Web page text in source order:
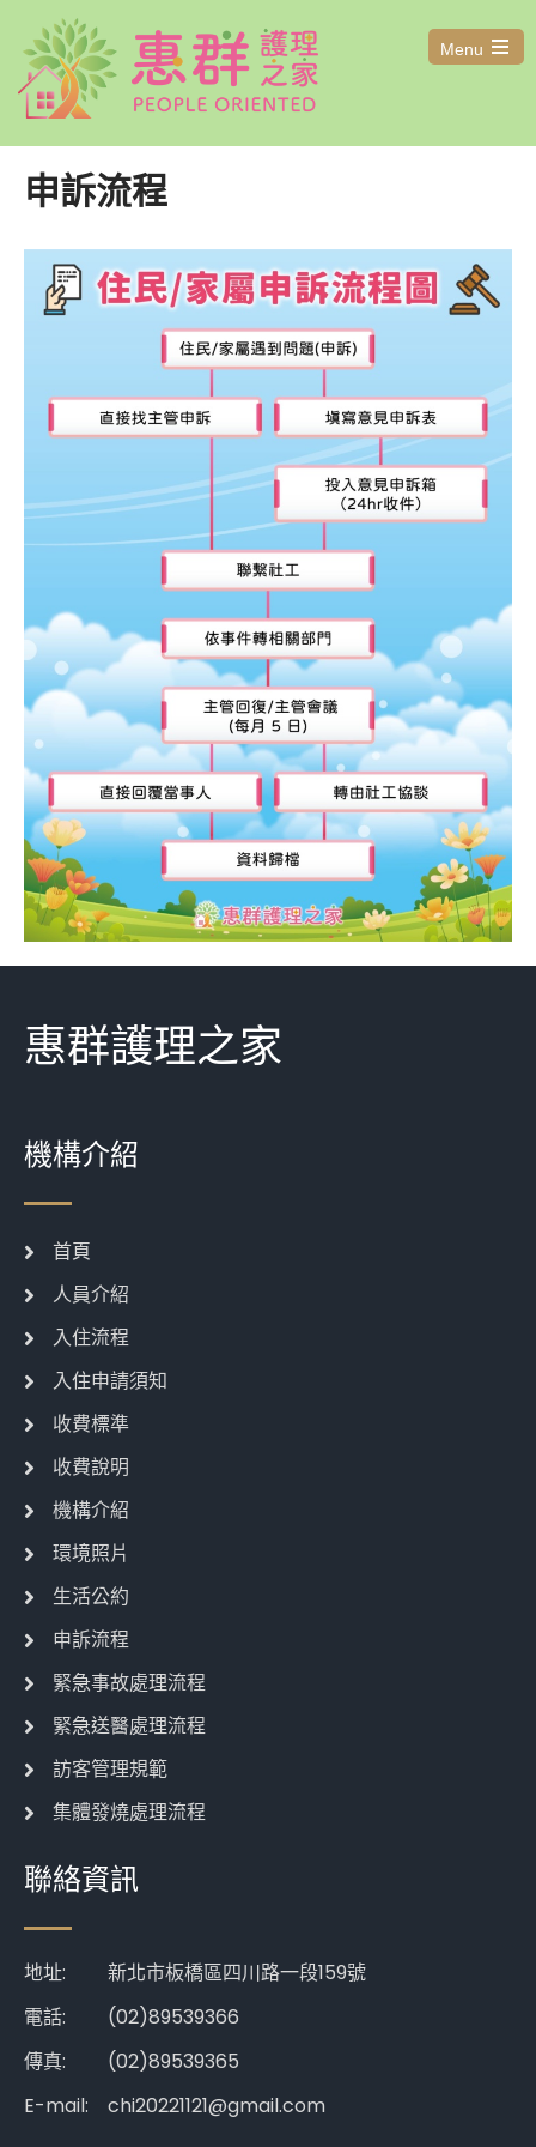
Menu
Open
申訴流程
惠群護理之家
機構介紹
首頁
人員介紹
入住流程
入住申請須知
收費標準
收費說明
機構介紹
環境照片
生活公約
申訴流程
緊急事故處理流程
緊急送醫處理流程
訪客管理規範
集體發燒處理流程
聯絡資訊
地址:
新北市板橋區四川路一段159號
電話:
(02)89539366
傳真:
(02)89539365
E-mail:
chi20221121@gmail.com